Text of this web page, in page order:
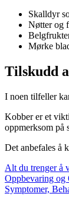
Skalldyr
Nøtter og
Mørke
Tilskudd
I noen tilfeller
Kobber er et
oppmerksom på
Det anbefales å
Alt du trenger å
Oppbevaring og
Symptomer,